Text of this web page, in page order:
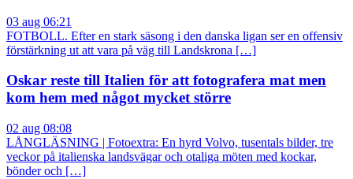
03 aug 06:21
FOTBOLL. Efter en stark säsong i den danska ligan ser en offensiv
förstärkning ut att vara på väg till Landskrona […]
Oskar reste till Italien för att fotografera mat men
kom hem med något mycket större
02 aug 08:08
LÅNGLÄSNING | Fotoextra: En hyrd Volvo, tusentals bilder, tre
veckor på italienska landsvägar och otaliga möten med kockar,
bönder och […]